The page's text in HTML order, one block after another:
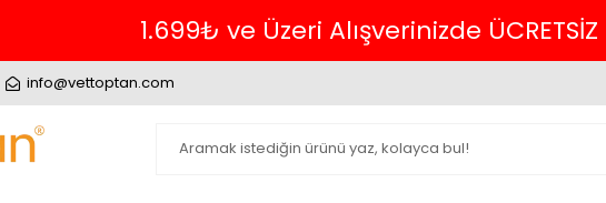
1.699₺ ve Üzeri Alışverinizde ÜCRETSİZ
info@vettoptan.com